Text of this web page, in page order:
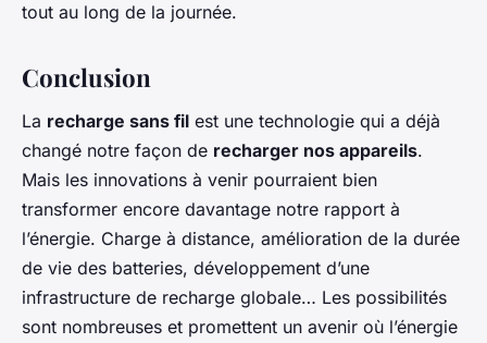
tout au long de la journée.
Conclusion
La recharge sans fil est une technologie qui a déjà
changé notre façon de recharger nos appareils.
Mais les innovations à venir pourraient bien
transformer encore davantage notre rapport à
l’énergie. Charge à distance, amélioration de la durée
de vie des batteries, développement d’une
infrastructure de recharge globale… Les possibilités
sont nombreuses et promettent un avenir où l’énergie